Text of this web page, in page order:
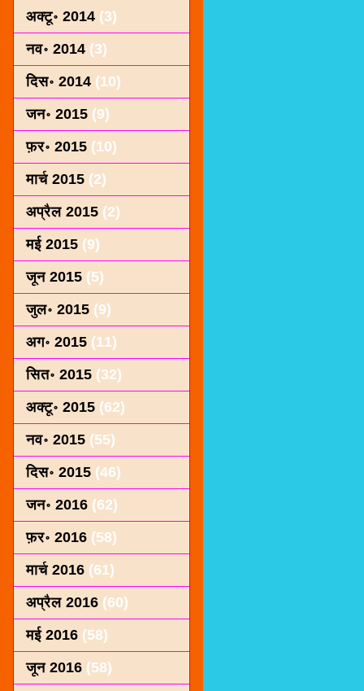
अक्टू॰ 2014 (3)
नव॰ 2014 (3)
दिस॰ 2014 (10)
जन॰ 2015 (9)
फ़र॰ 2015 (10)
मार्च 2015 (2)
अप्रैल 2015 (2)
मई 2015 (9)
जून 2015 (5)
जुल॰ 2015 (9)
अग॰ 2015 (11)
सित॰ 2015 (32)
अक्टू॰ 2015 (62)
नव॰ 2015 (55)
दिस॰ 2015 (46)
जन॰ 2016 (62)
फ़र॰ 2016 (58)
मार्च 2016 (61)
अप्रैल 2016 (60)
मई 2016 (58)
जून 2016 (58)